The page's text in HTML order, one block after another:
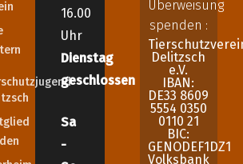
16.00
Uhr
Dienstag
geschlossen
Sa
-
Überweisung
spenden :
Delitzsch
e.V.
IBAN:
DE33 8609
5554 0350
0110 21
BIC:
GENODEF1DZ1
Volksbank